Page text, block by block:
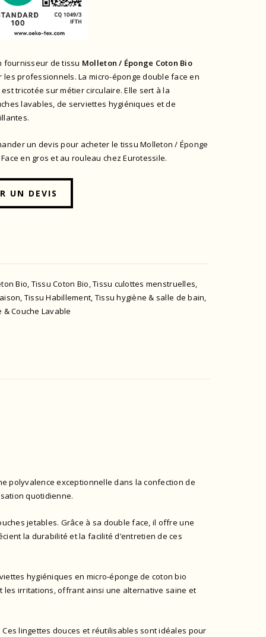
fournisseur de tissu Molleton / Éponge Coton Bio
les professionnels. La micro-éponge double face en
est tricotée surmétier circulaire. Elle sert à la
lavables, de serviettes hygiéniques et de
un devis pour acheter le tissu Molleton / Éponge
en gros et au rouleau chez Eurotessile.
UN DEVIS
Bio, Tissu Coton Bio,Tissu culottes menstruelles,
, Tissu Habillement, Tissu hygiène & salle de bain,
Couche Lavable
polyvalence exceptionnelle dans la confection de
quotidienne.
jetables. Grâce à sa double face, il offre une
la durabilité et la facilité d’entretien de ces
hygiéniques en micro-éponge de coton bio
les irritations, offrant ainsi une alternative saine et
lingettes douces et réutilisables sont idéales pour